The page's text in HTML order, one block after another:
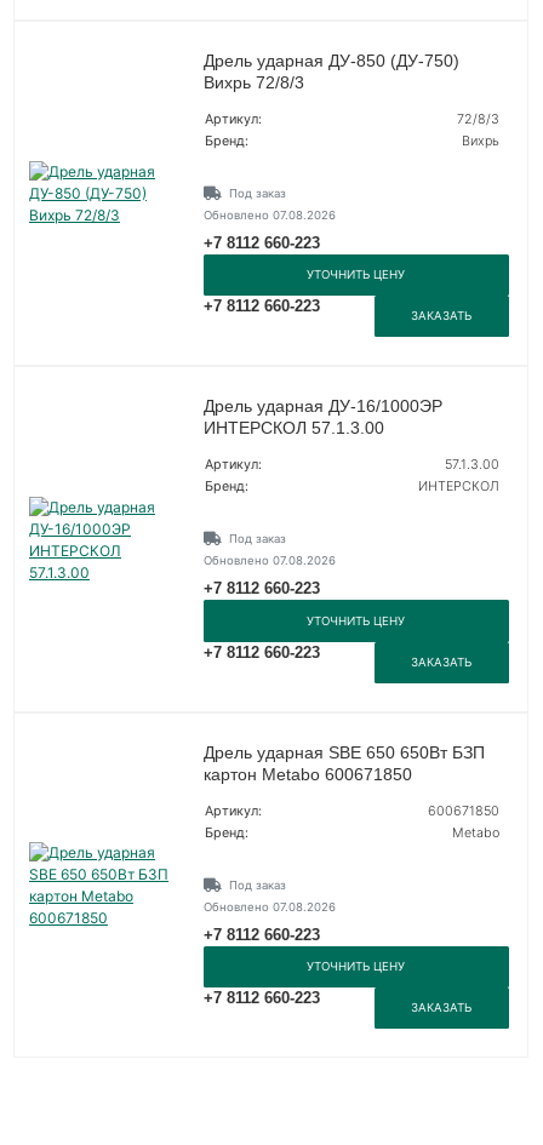
Дрель ударная ДУ-850 (ДУ-750)
Вихрь 72/8/3
Артикул:
72/8/3
Бренд:
Вихрь
Под заказ
Обновлено 07.08.2026
+7 8112 660-223
УТОЧНИТЬ ЦЕНУ
+7 8112 660-223
ЗАКАЗАТЬ
Дрель ударная ДУ-16/1000ЭР
ИНТЕРСКОЛ 57.1.3.00
Артикул:
57.1.3.00
Бренд:
ИНТЕРСКОЛ
Под заказ
Обновлено 07.08.2026
+7 8112 660-223
УТОЧНИТЬ ЦЕНУ
+7 8112 660-223
ЗАКАЗАТЬ
Дрель ударная SBE 650 650Вт БЗП
картон Metabo 600671850
Артикул:
600671850
Бренд:
Metabo
Под заказ
Обновлено 07.08.2026
+7 8112 660-223
УТОЧНИТЬ ЦЕНУ
+7 8112 660-223
ЗАКАЗАТЬ